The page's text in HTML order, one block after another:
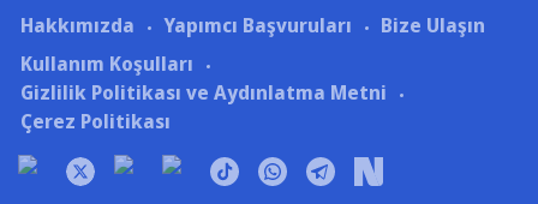
Hakkımızda Yapımcı Başvuruları
Bize Ulaşın
Kullanım Koşulları
Gizlilik Politikası ve Aydınlatma Metni
Çerez Politikası